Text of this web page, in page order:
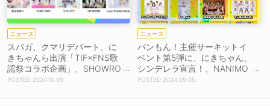
ニュース
スパガ、クマリデパート、に
きちゃんら出演「TIF×FNS歌
謡祭コラボ企画」、SHOWRO
OM配信審査決定！
2024.10.09
ニュース
バンもん！主催サーキットイ
ベント第5弾に、にきちゃん、
シンデレラ宣言！、NANIMO
NOら12組＆ステージ争奪イ
2024.09.05